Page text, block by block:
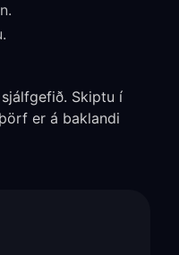
Skiptu í
er á baklandi